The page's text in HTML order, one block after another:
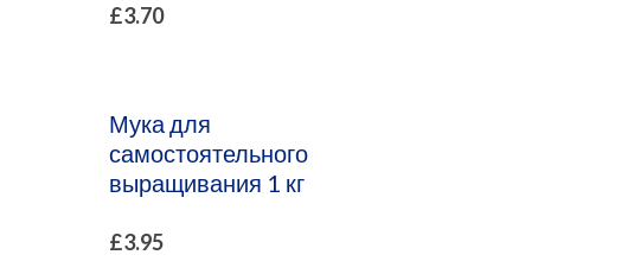
£3.70
Мука для
самостоятельного
выращивания 1 кг
£3.95